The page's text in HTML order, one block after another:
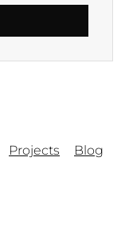
Projects Blog